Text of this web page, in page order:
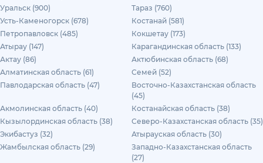
Уральск (900)
Тараз (760)
Усть-Каменогорск (678)
Костанай (581)
Петропавловск (485)
Кокшетау (173)
Атырау (147)
Карагандинская область (133)
Актау (86)
Актюбинская область (68)
Алматинская область (61)
Семей (52)
Павлодарская область (47)
Восточно-Казахстанская область
(45)
Акмолинская область (40)
Костанайская область (38)
Кызылординская область (38)
Северо-Казахстанская область (35)
Экибастуз (32)
Атырауская область (30)
Жамбылская область (29)
Западно-Казахстанская область
(27)